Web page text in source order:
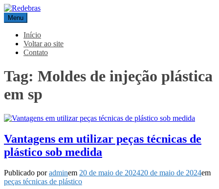
Pular
para
o
conteúdo
Redebras
Menu
Início
Voltar ao site
Contato
Tag: Moldes de injeção plástica
em sp
Vantagens em utilizar peças técnicas de
plástico sob medida
Publicado poradminem 20 de maio de 202420 de maio de 2024em
peças técnicas de plástico